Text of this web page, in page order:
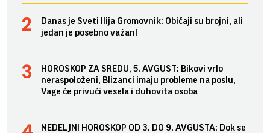
Danas je Sveti Ilija Gromovnik: Običaji su brojni, ali
jedan je posebno važan!
HOROSKOP ZA SREDU, 5. AVGUST: Bikovi vrlo
neraspoloženi, Blizanci imaju probleme na poslu,
Vage će privući vesela i duhovita osoba
NEDELJNI HOROSKOP OD 3. DO 9. AVGUSTA: Dok se